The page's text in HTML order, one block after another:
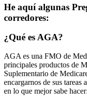
He aquí algunas
corredores:
¿Qué es AGA?
AGA es una FMO de
principales productos de
Suplementario de
encargarnos de sus tareas
en lo que mejor sabe